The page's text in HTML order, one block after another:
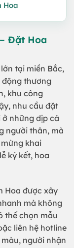
Hoa
Đặt Hoa
tại miền Bắc,
động thương
khu công
nhu cầu đặt
những dịp cá
người thân, mà
khai
ký kết, hoa
Hoa được xây
mà không
thể chọn mẫu
liên hệ hotline
người nhận